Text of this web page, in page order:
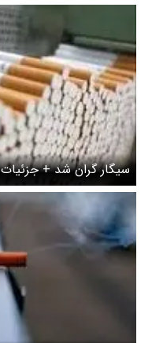
سیگار گران شد + جزئیات